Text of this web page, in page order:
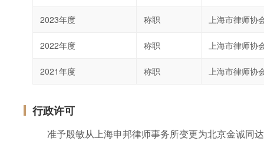
2023年度 称职 上海市律师协
2022年度 称职 上海市律师协
2021年度 称职 上海市律师协
行政许可
准予殷敏从上海申邦律师事务所变更为北京金诚同